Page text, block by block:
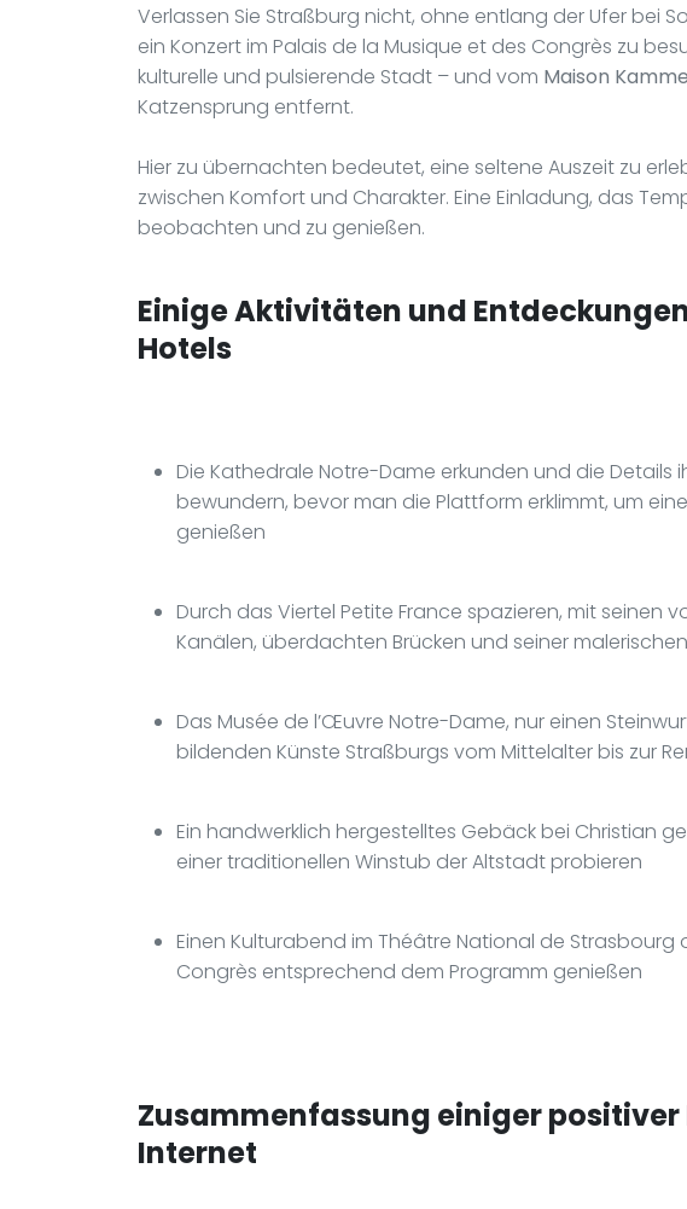
Verlassen Sie Straßburg nicht, ohne entlang der Ufer bei
ein Konzert im Palais de la Musique et des Congrès zu
kulturelle und pulsierende Stadt – und vom Maison
Katzensprung entfernt.
Hier zu übernachten bedeutet, eine seltene Auszeit zu
zwischen Komfort und Charakter. Eine Einladung, das
beobachten und zu genießen.
Einige Aktivitäten und
Hotels
Die Kathedrale Notre-Dame erkunden und die Details
bewundern, bevor man die Plattform erklimmt, um
genießen
Durch das Viertel Petite France spazieren, mit seinen
Kanälen, überdachten Brücken und seiner
Das Musée de l’Œuvre Notre-Dame, nur einen
bildenden Künste Straßburgs vom Mittelalter bis zur
Ein handwerklich hergestelltes Gebäck bei Christian
einer traditionellen Winstub der Altstadt probieren
Einen Kulturabend im Théâtre National de Strasbourg
Congrès entsprechend dem Programm genießen
Zusammenfassung einiger
Internet